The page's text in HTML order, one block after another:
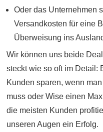
Oder das Unternehmen
Versandkosten für eine
Überweisung ins
Wir können uns beide
steckt wie so oft im Detail:
Kunden sparen, wenn
muss oder Wise einen
die meisten Kunden
unseren Augen ein Erfolg.